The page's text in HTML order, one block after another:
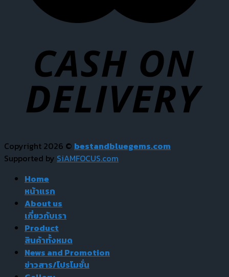
Copyright 2026 © bestandbluegems.com
Supported by SiAMFOCUS.com
Home
หน้าแรก
About us
เกี่ยวกับเรา
Product
สินค้าทั้งหมด
News and Promotion
ข่าวสาร/โปรโมชั่น